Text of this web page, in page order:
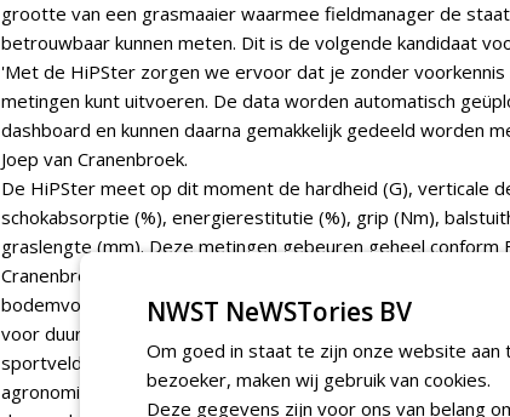
grootte van een grasmaaier waarmee fieldmanager de
betrouwbaar kunnen meten. Dit is de volgende kandidaat
'Met de HiPSter zorgen we ervoor dat je zonder
metingen kunt uitvoeren. De data worden automatisch
dashboard en kunnen daarna gemakkelijk gedeeld worden
Joep van Cranenbroek.
De HiPSter meet op dit moment de hardheid (G), verticale
schokabsorptie (%), energierestitutie (%), grip (Nm),
graslengte (mm). Deze metingen gebeuren geheel conform
Cranenbroek: 'Momenteel ontwikkelen we nieuwe modules
bodemvocht, EC, bodemverdichting en grasbezetting. Deze
voor duurzaam onderhoud van veilige sportvelden.
sportvelden steeds belangrijker. Deze wordt bepaald door
agronomische eigenschappen. Meten is echter
NWST NeWSTories BV
Om goed in staat te zijn onze website
bezoeker, maken wij gebruik van cookies.
Deze gegevens zijn voor ons van belang